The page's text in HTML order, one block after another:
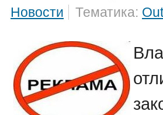
Новости
Тематика: